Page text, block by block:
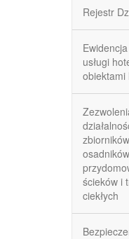
Rejestr
usługi
obiektami
ścieków i
ciekłych